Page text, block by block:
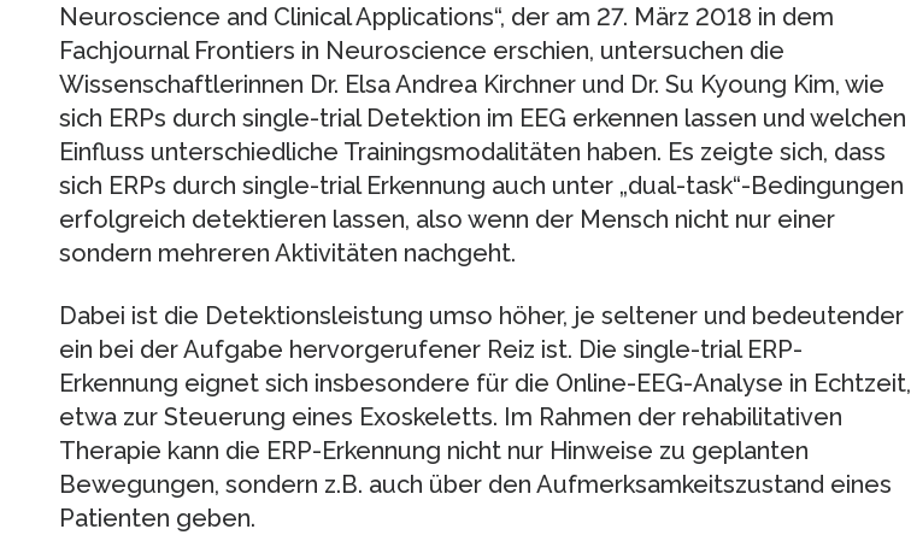
Neuroscience and Clinical Applications“, der am 27. März 2018 in dem
Fachjournal Frontiers in Neuroscience erschien, untersuchen die
Wissenschaftlerinnen Dr. Elsa Andrea Kirchner und Dr. Su Kyoung Kim, wie
sich ERPs durch single-trial Detektion im EEG erkennen lassen und welchen
Einfluss unterschiedliche Trainingsmodalitäten haben. Es zeigte sich, dass
sich ERPs durch single-trial Erkennung auch unter „dual-task“-Bedingungen
erfolgreich detektieren lassen, also wenn der Mensch nicht nur einer
sondern mehreren Aktivitäten nachgeht.
Dabei ist die Detektionsleistung umso höher, je seltener und bedeutender
ein bei der Aufgabe hervorgerufener Reiz ist. Die single-trial ERP-
Erkennung eignet sich insbesondere für die Online-EEG-Analyse in Echtzeit,
etwa zur Steuerung eines Exoskeletts. Im Rahmen der rehabilitativen
Therapie kann die ERP-Erkennung nicht nur Hinweise zu geplanten
Bewegungen, sondern z.B. auch über den Aufmerksamkeitszustand eines
Patienten geben.